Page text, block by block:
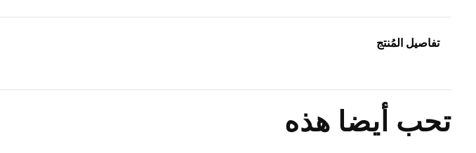
تفاصيل المُنتج
تحب أيضا هذه